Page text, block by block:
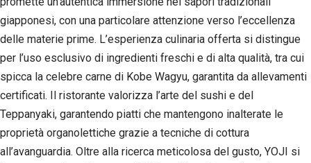
giapponesi, con una particolare attenzione verso l’eccellenza
delle materie prime. L’esperienza culinaria offerta si distingue
per l’uso esclusivo di ingredienti freschi e di alta qualità, tra cui
spicca la celebre carne di Kobe Wagyu, garantita da allevamenti
certificati. Il ristorante valorizza l’arte del sushi e del
Teppanyaki, garantendo piatti che mantengono inalterate le
proprietà organolettiche grazie a tecniche di cottura
all’avanguardia. Oltre alla ricerca meticolosa del gusto, YOJI si
Per
permettere
una migliore
esperienza
di
navigazione
sito durante
la tua visita.
questi